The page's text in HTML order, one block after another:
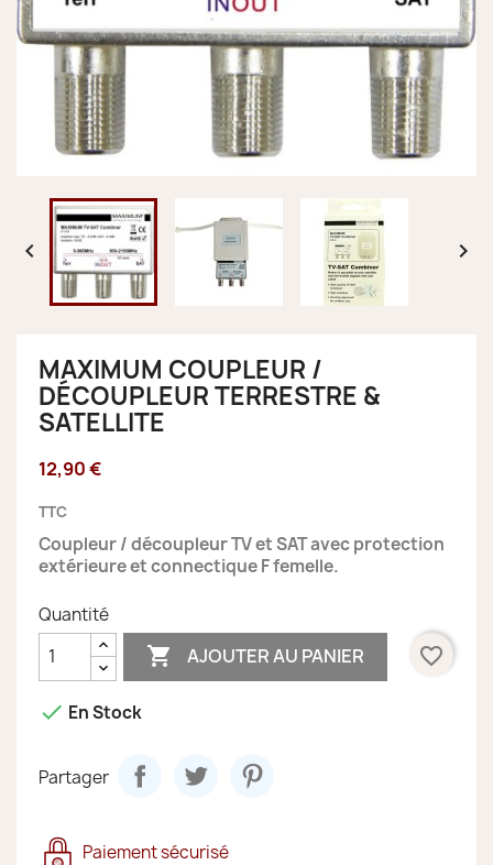
 
MAXIMUM COUPLEUR /
DÉCOUPLEUR TERRESTRE &
SATELLITE
12,90 €
TTC
Coupleur / découpleur TV et SAT avec protection
extérieure et connectique F femelle.
Quantité
 AJOUTER AU PANIER favorite_border
 En Stock
Partager
Paiement sécurisé